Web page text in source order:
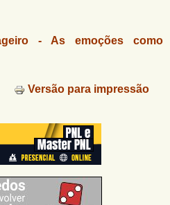
- As emoções como
Versão para impressão